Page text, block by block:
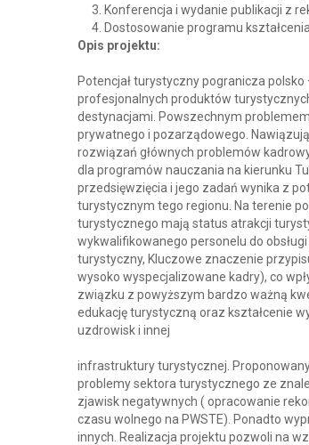
Konferencja i wydanie publikacji z
Dostosowanie programu
Opis projektu:
Potencjał turystyczny pogranicza
profesjonalnych produktów
destynacjami. Powszechnym
prywatnego i pozarządowego.
rozwiązań głównych problemów
dla programów nauczania na kierunku
przedsięwzięcia i jego zadań wynika z
turystycznym tego regionu. Na terenie
turystycznego mają status atrakcji
wykwalifikowanego personelu do
turystyczny, Kluczowe znaczenie
wysoko wyspecjalizowane kadry), co
związku z powyższym bardzo ważną
edukację turystyczną oraz kształcenie
uzdrowisk i innej
infrastruktury turystycznej.
problemy sektora turystycznego ze
zjawisk negatywnych ( opracowanie
czasu wolnego na PWSTE). Ponadto
innych. Realizacja projektu pozwoli na